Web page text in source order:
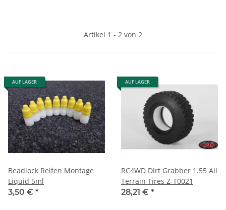
Artikel 1 - 2 von 2
AUF LAGER
Beadlock Reifen Montage
Liquid 5ml
3,50 € *
AUF LAGER
RC4WD Dirt Grabber 1.55 All
Terrain Tires Z-T0021
28,21 € *